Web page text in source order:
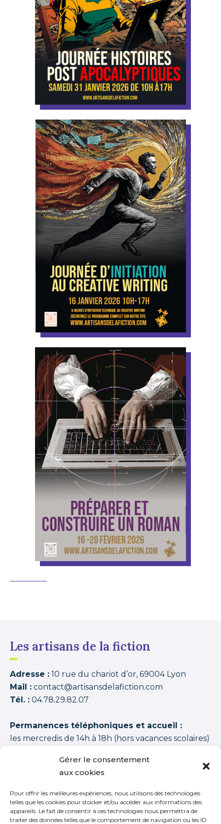
Gérer le consentement
aux cookies
Pour offrir les meilleures expériences, nous utilisons des technologies
telles que les cookies pour stocker et/ou accéder aux informations des
appareils. Le fait de consentir à ces technologies nous permettra de
traiter des données telles que le comportement de navigation ou les ID
Les artisans de la fiction
Adresse : 10 rue du chariot d’or, 69004 Lyon
Mail : contact@artisansdelafiction.com
Tél. : 04.78.29.82.07
Permanences téléphoniques et accueil :
les mercredis de 14h à 18h (hors vacances scolaires)
94,00 /100
1350 APPRENANTS DISTINCTS 2015–2026 (cycles + stages
+ journées thématiques + journées initiation).